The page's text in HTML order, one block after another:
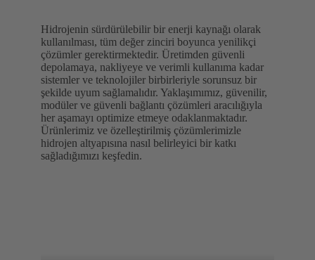
Hidrojenin sürdürülebilir bir enerji kaynağı olarak
kullanılması, tüm değer zinciri boyunca yenilikçi
çözümler gerektirmektedir. Üretimden güvenli
depolamaya, nakliyeye ve verimli kullanıma kadar
sistemler ve teknolojiler birbirleriyle sorunsuz bir
şekilde uyum sağlamalıdır. Yaklaşımımız, güvenilir,
modüler ve güvenli bağlantı çözümleri aracılığıyla
her aşamayı optimize etmeye odaklanmaktadır.
Ürünlerimiz ve özelleştirilmiş çözümlerimizle
hidrojen altyapısına nasıl belirleyici bir katkı
sağladığımızı keşfedin.